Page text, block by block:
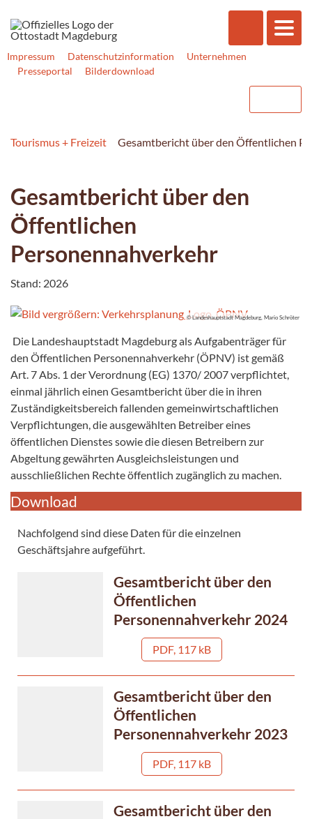
Impressum Datenschutzinformation
Unternehmen
Presseportal
Bilderdownload
Tourismus + Freizeit Gesamtbericht über den Öffentlichen
Gesamtbericht über den
Öffentlichen
Personennahverkehr
Stand: 2026
© Landeshauptstadt Magdeburg, Mario Schröter
Die Landeshauptstadt Magdeburg als Aufgabenträger für
den Öffentlichen Personennahverkehr (ÖPNV) ist gemäß
Art. 7 Abs. 1 der Verordnung (EG) 1370/ 2007 verpflichtet,
einmal jährlich einen Gesamtbericht über die in ihren
Zuständigkeitsbereich fallenden gemeinwirtschaftlichen
Verpflichtungen, die ausgewählten Betreiber eines
öffentlichen Dienstes sowie die diesen Betreibern zur
Abgeltung gewährten Ausgleichsleistungen und
ausschließlichen Rechte öffentlich zugänglich zu machen.
Download
Nachfolgend sind diese Daten für die einzelnen
Geschäftsjahre aufgeführt.
Gesamtbericht über den
Öffentlichen
Personennahverkehr 2024
PDF, 117 kB
Gesamtbericht über den
Öffentlichen
Personennahverkehr 2023
PDF, 117 kB
Gesamtbericht über den